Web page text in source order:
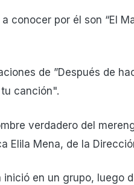
conocer por él son “El
de ”Después de
canción".
verdadero del
Elila Mena, de la
inició en un grupo, luego